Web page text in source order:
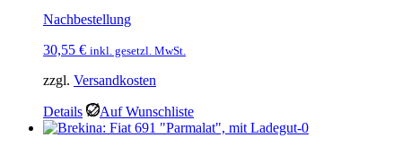
Nachbestellung
30,55 € inkl. gesetzl. MwSt.
zzgl. Versandkosten
Details Auf Wunschliste